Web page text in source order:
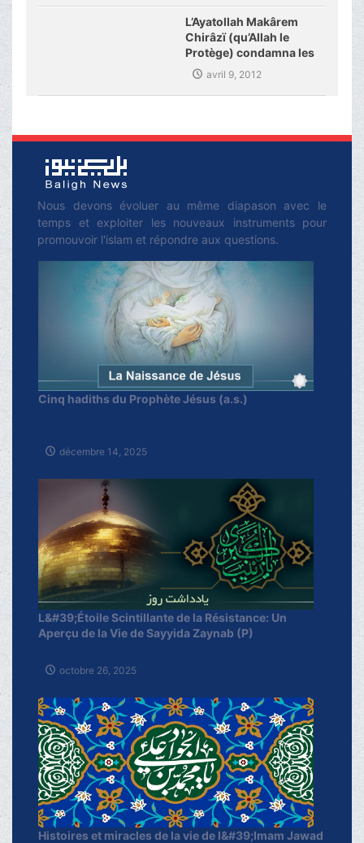
islamiques d’Allemagne
L’Ayatollah Makârem
Chirâzï (qu’Allah le
Protège) condamna les
derniers crimes dans
Pakistan
avril 9, 2012
Nous devons évoluer au même diapason avec le
temps et exploiter les nouveaux instruments pour
promouvoir l'islam et répondre aux questions.
Cinq hadiths du Prophète Jésus (a.s.)
décembre 14, 2025
L&#39;Étoile Scintillante de la Résistance: Un
Aperçu de la Vie de Sayyida Zaynab (P)
octobre 26, 2025
Histoires et miracles de la vie de l&#39;Imam Jawad